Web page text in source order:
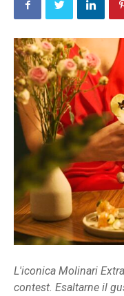
L'iconica Molinari
contest. Esaltarne il